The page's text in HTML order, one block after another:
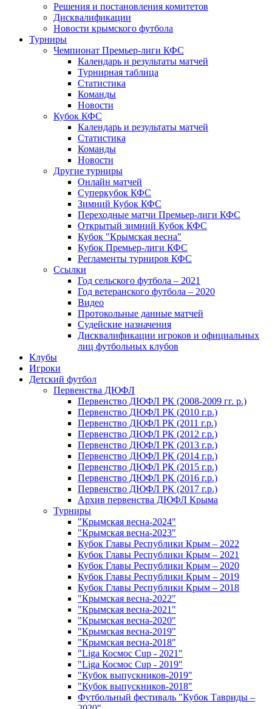
Решения и постановления комитетов
Дисквалификации
Новости крымского футбола
Турниры
Чемпионат Премьер-лиги КФС
Календарь и результаты матчей
Турнирная таблица
Статистика
Команды
Новости
Кубок КФС
Календарь и результаты матчей
Статистика
Команды
Новости
Другие турниры
Онлайн матчей
Суперкубок КФС
Зимний Кубок КФС
Переходные матчи Премьер-лиги КФС
Открытый зимний Кубок КФС
Кубок "Крымская весна"
Кубок Премьер-лиги КФС
Регламенты турниров КФС
Ссылки
Год сельского футбола – 2021
Год ветеранского футбола – 2020
Видео
Протокольные данные матчей
Судейские назначения
Дисквалификации игроков и официальных
лиц футбольных клубов
Клубы
Игроки
Детский футбол
Первенства ДЮФЛ
Первенство ДЮФЛ РК (2008-2009 гг. р.)
Первенство ДЮФЛ РК (2010 г.р.)
Первенство ДЮФЛ РК (2011 г.р.)
Первенство ДЮФЛ РК (2012 г.р.)
Первенство ДЮФЛ РК (2013 г.р.)
Первенство ДЮФЛ РК (2014 г.р.)
Первенство ДЮФЛ РК (2015 г.р.)
Первенство ДЮФЛ РК (2016 г.р.)
Первенство ДЮФЛ РК (2017 г.р.)
Архив первенства ДЮФЛ Крыма
Турниры
"Крымская весна-2024"
"Крымская весна-2023"
Кубок Главы Республики Крым – 2022
Кубок Главы Республики Крым – 2021
Кубок Главы Республики Крым – 2020
Кубок Главы Республики Крым – 2019
Кубок Главы Республики Крым – 2018
"Крымская весна-2022"
"Крымская весна-2021"
"Крымская весна-2020"
"Крымская весна-2019"
"Крымская весна-2018"
"Liga Космос Cup - 2021"
"Liga Космос Cup - 2019"
"Кубок выпускников-2019"
"Кубок выпускников-2018"
Футбольный фестиваль "Кубок Тавриды –